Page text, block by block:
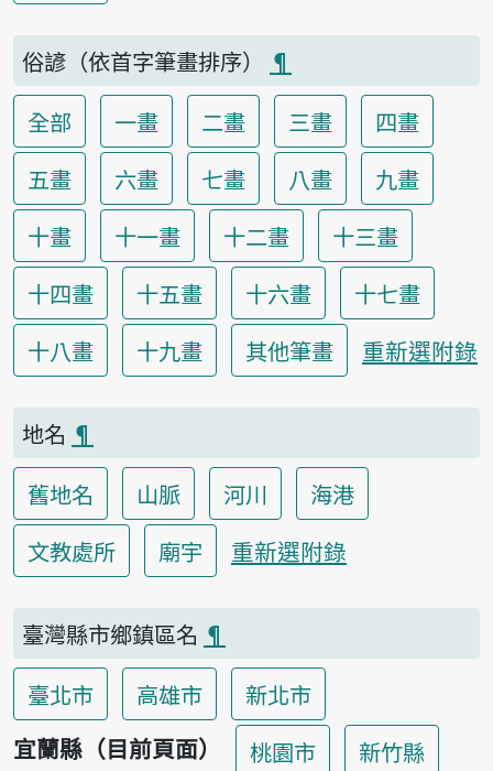
俗諺（依首字筆畫排序）
¶
全部
一畫 二畫 三畫
四畫
五畫
六畫 七畫 八畫
九畫
十畫
十一畫 十二畫
十三畫
十四畫
十五畫 十六畫
十七畫
十八畫
十九畫 其他筆畫 重新選附錄
地名 ¶
舊地名
山脈 河川
海港
文教處所
廟宇 重新選附錄
臺灣縣市鄉鎮區名 ¶
臺北市
高雄市
新北市
宜蘭縣（目前頁面）
桃園市
新竹縣